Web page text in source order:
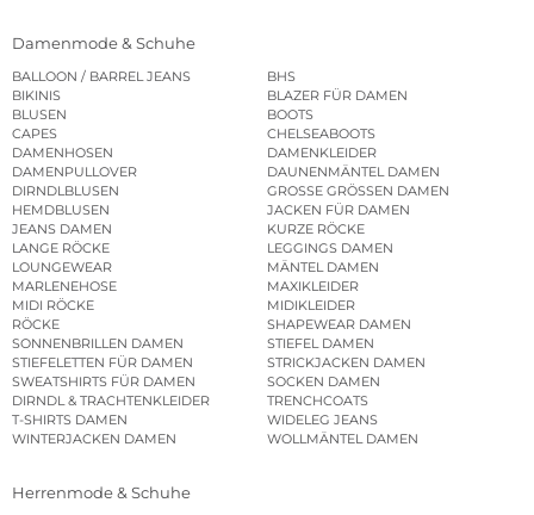
Damenmode & Schuhe
BALLOON / BARREL JEANS
BHS
BIKINIS
BLAZER FÜR DAMEN
BLUSEN
BOOTS
CAPES
CHELSEABOOTS
DAMENHOSEN
DAMENKLEIDER
DAMENPULLOVER
DAUNENMÄNTEL DAMEN
DIRNDLBLUSEN
GROSSE GRÖSSEN DAMEN
HEMDBLUSEN
JACKEN FÜR DAMEN
JEANS DAMEN
KURZE RÖCKE
LANGE RÖCKE
LEGGINGS DAMEN
LOUNGEWEAR
MÄNTEL DAMEN
MARLENEHOSE
MAXIKLEIDER
MIDI RÖCKE
MIDIKLEIDER
RÖCKE
SHAPEWEAR DAMEN
SONNENBRILLEN DAMEN
STIEFEL DAMEN
STIEFELETTEN FÜR DAMEN
STRICKJACKEN DAMEN
SWEATSHIRTS FÜR DAMEN
SOCKEN DAMEN
DIRNDL & TRACHTENKLEIDER
TRENCHCOATS
T-SHIRTS DAMEN
WIDELEG JEANS
WINTERJACKEN DAMEN
WOLLMÄNTEL DAMEN
Herrenmode & Schuhe